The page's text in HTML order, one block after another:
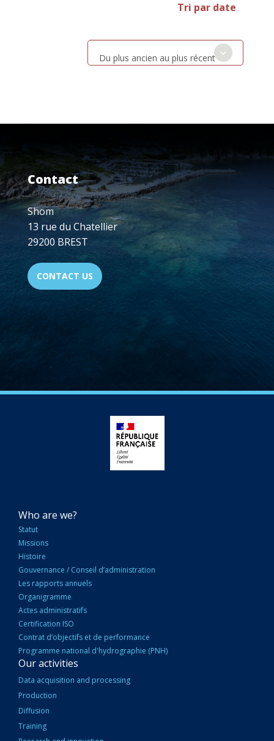
Tri par date
Du plus ancien au plus récent
Contact
Shom
13 rue du Chatellier
29200 BREST
CONTACT US
NAVIGATION
PRINCIPALE
Who are we?
Statut
Missions
Histoire
Gouvernance / Conseil d’administration
Les rapports annuels
Organigramme
Actes administratifs
Certification ISO
Contrat d’objectifs et de performance
Programme national d'hydrographie (PNH)
Our activities
Data acquisition and processing
Production
Diffusion
Training